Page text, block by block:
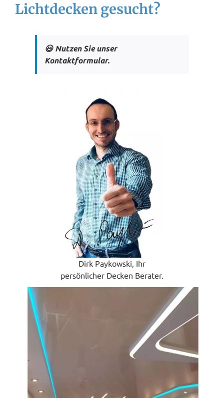
Lichtdecken gesucht?
😃 Nutzen Sie unser
Kontaktformular.
Dirk Paykowski, Ihr
persönlicher Decken Berater.